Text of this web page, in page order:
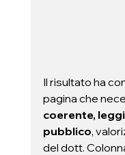
Il risultato ha
pagina che
coerente,
pubblico,
del dott.